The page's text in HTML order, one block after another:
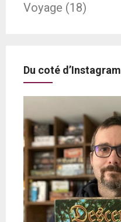
Voyage (18)
Du coté d’Instagram